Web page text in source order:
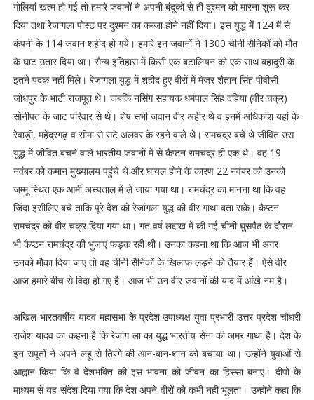
गोलियां खत्म हो गई तो हमारे जवानों ने अपनी बंदूकों से ही दुश्मन को मारना शुरू कर
दिया तथा रेजांगला पोस्ट पर दुश्मन का कब्जा होने नहीं दिया। इस युद्ध में 124 में से
कंपनी के 114 जवान शहीद हो गये। हमारे इन जवानों ने 1300 चीनी सैनिकों को मौत
के घाट उतार दिया था। सैन्य इतिहास में किसी एक बटालियन को एक साथ बहादुरी के
इतने पदक नहीं मिले। रेजांगला युद्ध में शहीद हुए वीरों में मेजर शैतान सिंह पीवीसी
जोधपुर के भाटी राजपूत थे। जबकि नर्सिंग सहायक धर्मपाल सिंह दहिया (वीर चक्र)
सोनीपत के जाट परिवार से थे। शेष सभी जवान वीर अहीर थे व इनमें अधिकांश यहां के
रेवाड़ी, महेंद्रगढ़ व सीमा से सटे अलवर के रहने वाले थे। रामचंद्र बचे थे जीवित उस
युद्ध में जीवित बचने वाले भारतीय जवानों में से कैप्टन रामचंद्र ही एक थे। वह 19
नवंबर को कमान मुख्यालय पहुंचे थे और घायल होने के कारण 22 नवंबर को उनको
जम्मू स्थित एक आर्मी अस्पताल में ले जाया गया था। रामचंद्र का मानना था कि वह
जिंदा इसीलिए बचे ताकि पूरे देश को रेजांगला युद्ध की वीर गाथा बता सके। कैप्टन
रामचंद्र को वीर चक्र दिया गया था। गत वर्ष लद्दाख में की गई चीनी घुसपैठ के दौरान
भी कैप्टन रामचंद्र की भुजाएं फड़क रही थी। उनका कहना था कि आज भी अगर
उनको मौका दिया जाए तो वह चीनी सैनिकों के खिलाफ लड़ने को तैयार हैं। ऐसे वीर
आज हमारे बीच से विदा हो गए है। आज भी उन वीर जवानों की याद में आंखे नम है।
अखिल भारतवर्षीय यादव महासभा के प्रदेश उपाध्यक्ष युवा प्रभारी उत्तर प्रदेश चौधरी
राजेश यादव का कहना है कि रेजांग ला का युद्ध भारतीय सेना की अमर गाथा है। देश के
इन सपूतों ने अपने लहू से तिरंगे की आन-बान-शान को बचाया था। उन्होंने युवाओं से
आह्वान किया कि वे देशभक्ति की इस भावना को जीवन का हिस्सा बनाएं। दीपों के
माध्यम से यह संदेश दिया गया कि देश अपने वीरों को कभी नहीं भूलता। उन्होंने कहा कि